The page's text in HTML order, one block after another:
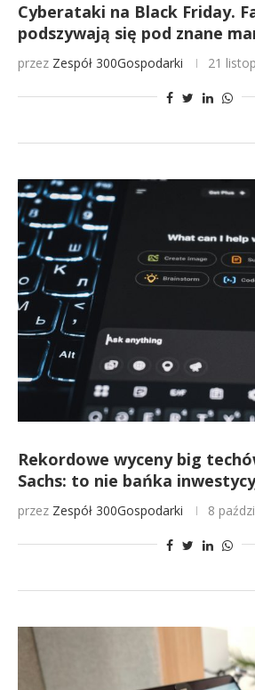
Cyberataki na Black Friday.
podszywają się pod znane
przez Zespół 300Gospodarki 21
Rekordowe wyceny big
Sachs: to nie bańka
przez Zespół 300Gospodarki 8